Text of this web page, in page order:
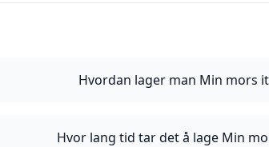
Hvordan lager man Min mors
Hvor lang tid tar det å lage Min